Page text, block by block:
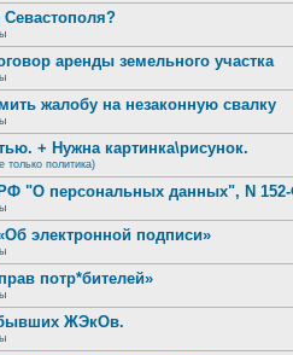
аренды земельного участка
жалобу на незаконную свалку
+ Нужна картинка\рисунок.
только политика)
"О персональных данных", N
электронной подписи»
потр*бителей»
бывших ЖЭкОв.